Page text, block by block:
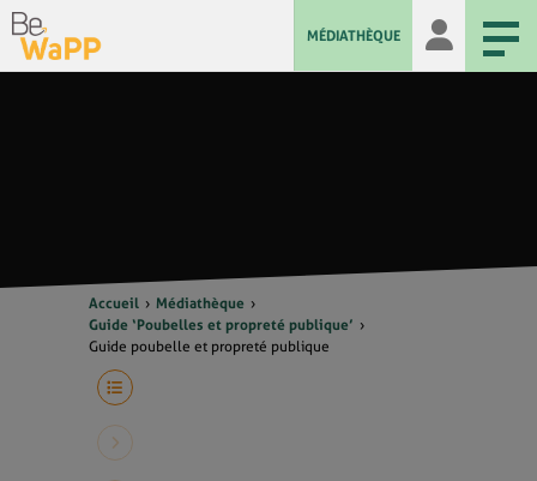
MÉDIATHÈQUE
Accueil
Médiathèque
Guide ‘Poubelles et propreté publique’
Guide poubelle et propreté publique